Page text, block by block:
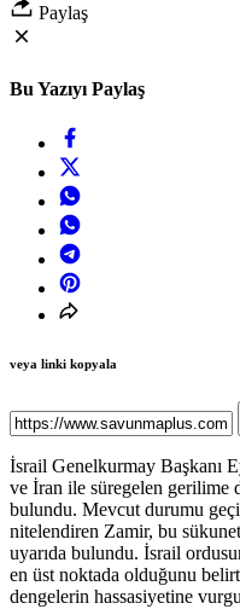
Paylaş
Bu Yazıyı Paylaş
veya linki kopyala
İsrail Genelkurmay Başkanı
ve İran ile süregelen gerilime
bulundu. Mevcut durumu
nitelendiren Zamir, bu
uyarıda bulundu. İsrail
en üst noktada olduğunu
dengelerin hassasiyetine